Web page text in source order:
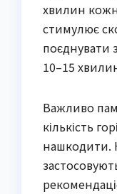
хвилин
стимулює
поєднувати
10–15
Важливо
кількість
нашкодити.